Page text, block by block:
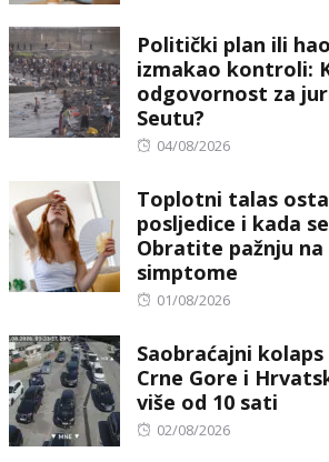
Politički plan ili
izmakao kontroli:
odgovornost za
Seutu?
Posted
04/08/2026
Toplotni talas
posljedice i kada
Obratite pažnju na
simptome
Posted
01/08/2026
Saobraćajni
Crne Gore i
više od 10 sati
Posted
02/08/2026